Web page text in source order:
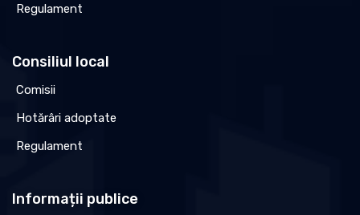
Regulament
Consiliul local
Comisii
Hotărâri adoptate
Regulament
Informații publice